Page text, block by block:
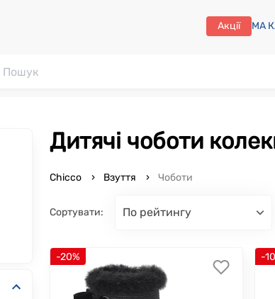
Акції МА
Дитячі чоботи
Chicco Взуття Чоботи
Сортувати: по рейтингу
-20% -